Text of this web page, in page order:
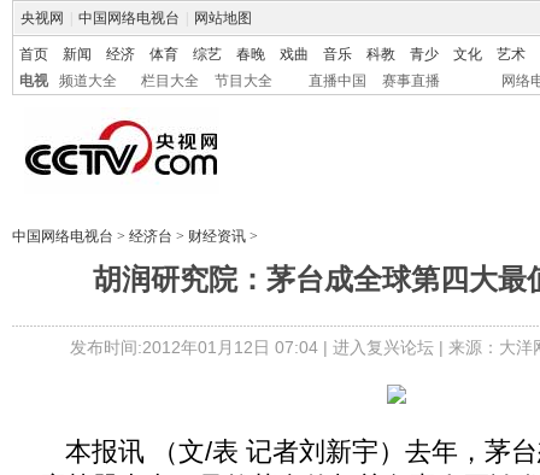
央视网 中国网络电视台 网站地图
首页 新闻 经济 体育 综艺 春晚 戏曲 音乐 科教 青少 文化
艺术
电视
频道大全 栏目大全 节目大全 直播中国 赛事直播 网络
中国网络电视台 > 经济台 > 财经资讯 >
胡润研究院：茅台成全球第四大最
发布时间:2012年01月12日 07:04 | 进入复兴论坛 | 来源：大
本报讯 （文/表 记者刘新宇）去年，茅台